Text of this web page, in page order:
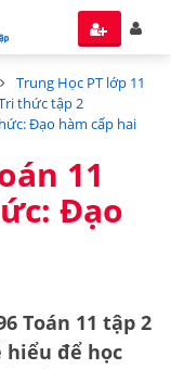
Trung Học PT lớp 11
thức tập 2
Đạo hàm cấp hai
11
Đạo
Toán 11 tập 2
để học